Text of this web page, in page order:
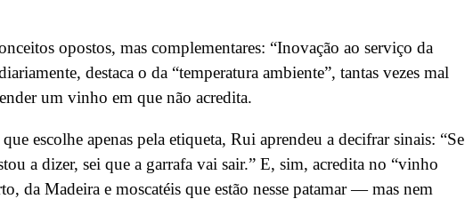
opostos, mas complementares: “Inovação ao serviço da
destaca o da “temperatura ambiente”, tantas vezes mal
um vinho em que não acredita.
escolhe apenas pela etiqueta, Rui aprendeu a decifrar sinais: “Se
a dizer, sei que a garrafa vai sair.” E, sim, acredita no “vinho
da Madeira e moscatéis que estão nesse patamar — mas nem